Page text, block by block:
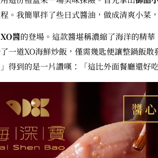
。我簡單拌了些日式醬油，做成清爽小菜
XO醬的登場。這款醬堪稱濃縮了海洋的精
一道XO海鮮炒飯，僅需幾匙便讓整鍋飯
得到的是一片讚嘆：「這比外面餐廳還好吃